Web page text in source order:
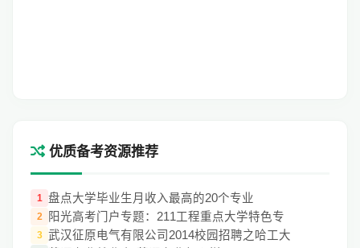
优质备考资源推荐
1 盘点大学毕业生月收入最高的20个专业
2 阳光高考门户专题：211工程重点大学特色专
3 武汉征原电气有限公司2014校园招聘之哈工大